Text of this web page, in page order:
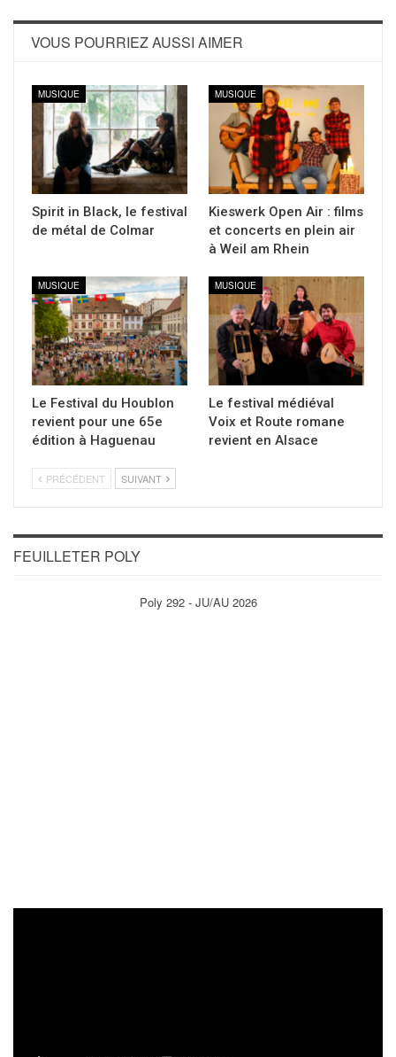
VOUS POURRIEZ AUSSI AIMER
MUSIQUE
Spirit in Black, le festival
de métal de Colmar
MUSIQUE
Kieswerk Open Air : films
et concerts en plein air
à Weil am Rhein
MUSIQUE
Le Festival du Houblon
revient pour une 65e
édition à Haguenau
MUSIQUE
Le festival médiéval
Voix et Route romane
revient en Alsace
PRÉCÉDENT SUIVANT
FEUILLETER POLY
Poly 292 - JU/AU 2026